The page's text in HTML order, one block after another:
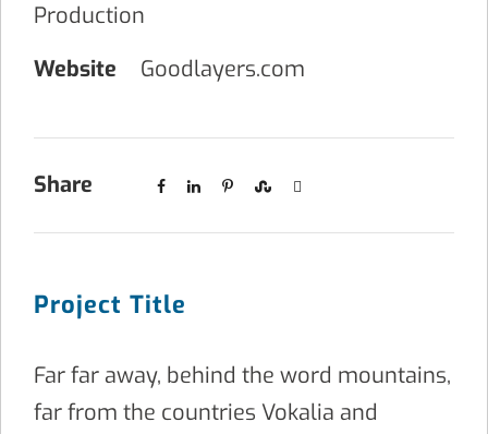
Production
Website
Goodlayers.com
Share
Project Title
Far far away, behind the word mountains,
far from the countries Vokalia and